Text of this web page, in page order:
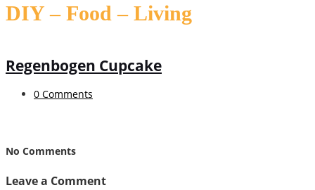
DIY – Food – Living
Regenbogen Cupcake
0 Comments
No Comments
Leave a Comment